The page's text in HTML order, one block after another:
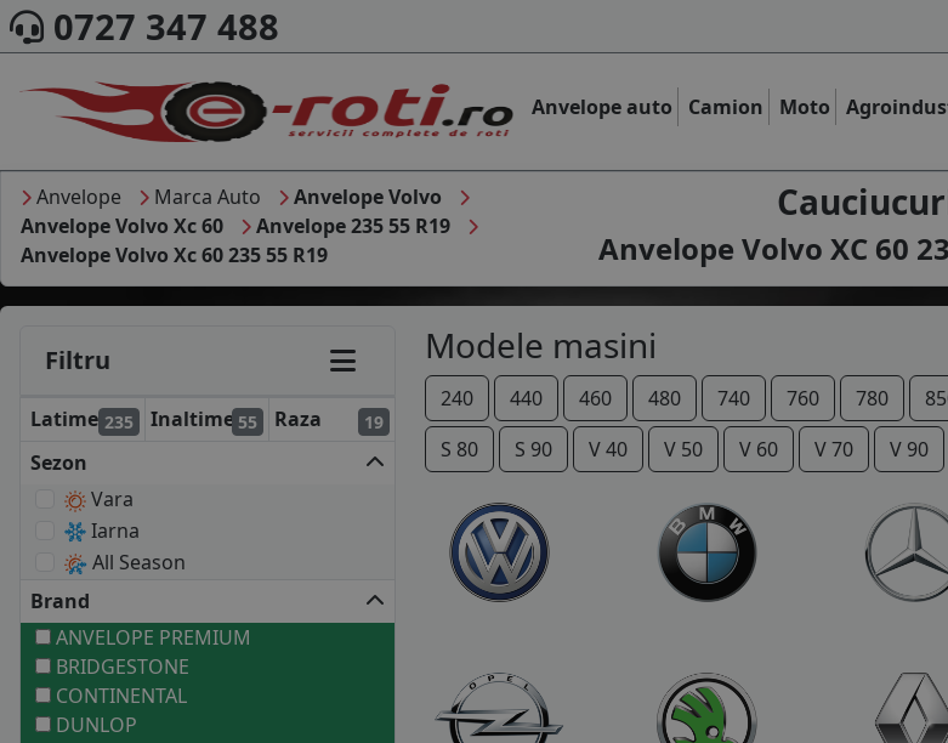
0727 347 488
Anvelope auto Camion Moto
Anvelope Marca Auto
Anvelope Volvo
Anvelope Volvo Xc 60
Anvelope 235 55 R19
Anvelope Volvo Xc 60 235 55 R19
Anvelope Volvo XC 60
Filtru
Latime 235 Inaltime 55 Raza 19
Sezon
Vara
Iarna
All Season
Brand
ANVELOPE PREMIUM
BRIDGESTONE
CONTINENTAL
DUNLOP
Modele masini
240 440 460 480 740 760 780
S 80
S 90 V 40 V 50 V 60 V 70 V 90